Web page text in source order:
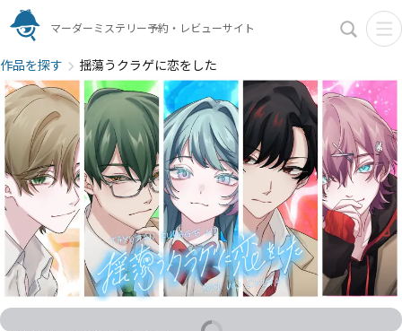
マーダーミステリー予約・レビューサイト
作品を探す 揺蕩うクラゲに恋をした